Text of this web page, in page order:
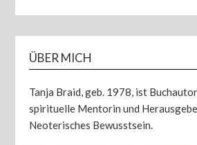
ÜBER MICH
Tanja Braid, geb. 1978, ist
spirituelle Mentorin und
Neoterisches Bewusstsein.